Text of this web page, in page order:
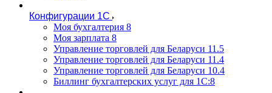
Конфигурации 1С
Моя бухгалтерия 8
Моя зарплата 8
Управление торговлей для Беларуси 11.5
Управление торговлей для Беларуси 11.4
Управление торговлей для Беларуси 10.4
Биллинг бухгалтерских услуг для 1С:8